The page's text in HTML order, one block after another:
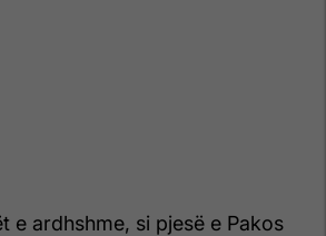
e ardhshme, si pjesë e Pakos